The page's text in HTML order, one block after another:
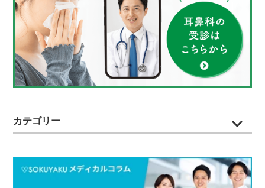
カテゴリー